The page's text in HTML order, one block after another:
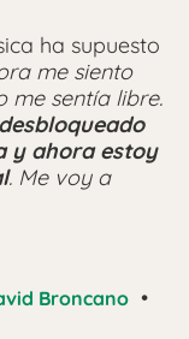
ha supuesto
me siento
me sentía libre.
y ahora estoy
. Me voy a
Broncano •